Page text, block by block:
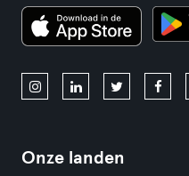
Onze landen